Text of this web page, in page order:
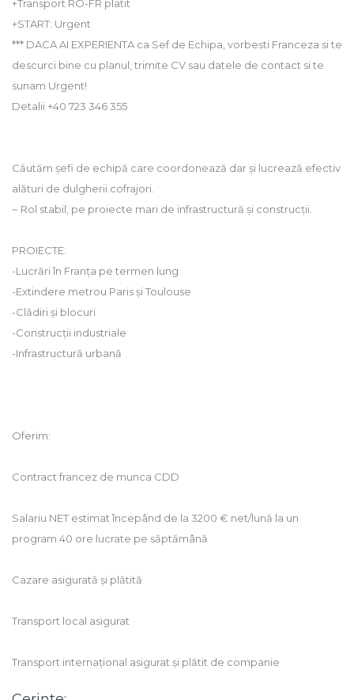
+Transport RO-FR platit
+START: Urgent
*** DACA AI EXPERIENTA ca Sef de Echipa, vorbesti Franceza si te
descurci bine cu planul, trimite CV sau datele de contact si te
sunam Urgent!
Detalii +40 723 346 355
Căutăm șefi de echipă care coordonează dar și lucrează efectiv
alături de dulgherii cofrajori.
~ Rol stabil, pe proiecte mari de infrastructură și construcții.
PROIECTE:
-Lucrări în Franța pe termen lung
-Extindere metrou Paris și Toulouse
-Clădiri și blocuri
-Construcții industriale
-Infrastructură urbană
Oferim:
Contract francez de munca CDD
Salariu NET estimat începând de la 3200 € net/lună la un
program 40 ore lucrate pe săptămână
Cazare asigurată și plătită
Transport local asigurat
Transport internațional asigurat și plătit de companie